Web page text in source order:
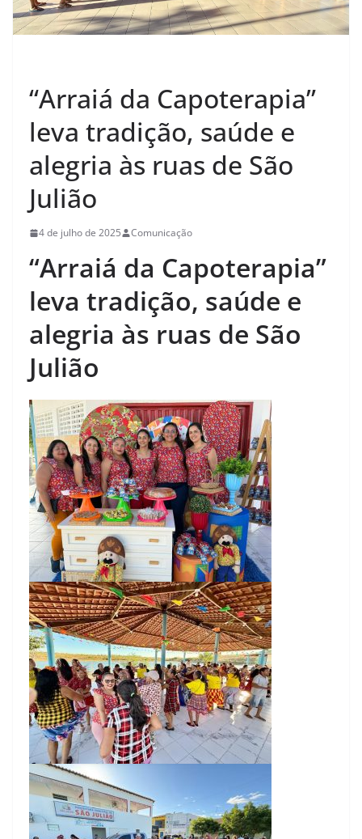
“Arraiá da Capoterapia”
leva tradição, saúde e
alegria às ruas de São
Julião
4 de julho de 2025 Comunicação
“Arraiá da Capoterapia”
leva tradição, saúde e
alegria às ruas de São
Julião